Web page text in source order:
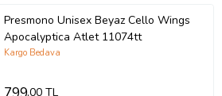
Presmono Unisex Beyaz Cello Wings
Apocalyptica Atlet 11074tt
Kargo Bedava
,00 TL